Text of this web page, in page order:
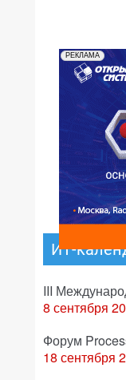
РЕКЛАМА
ИТ-
III
8 сентября
Форум
18 сентября